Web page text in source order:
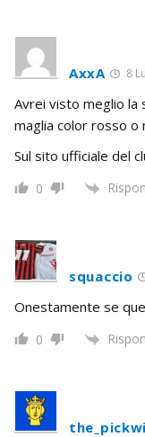
AxxA 8
Avrei visto meglio la
maglia color rosso o
Sul sito ufficiale del
0
squaccio
Onestamente se
0